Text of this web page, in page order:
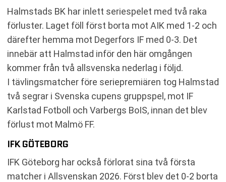
Halmstads BK har inlett seriespelet med två raka
förluster. Laget föll först borta mot AIK med 1-2 och
därefter hemma mot Degerfors IF med 0-3. Det
innebär att Halmstad inför den här omgången
kommer från två allsvenska nederlag i följd.
I tävlingsmatcher före seriepremiären tog Halmstad
två segrar i Svenska cupens gruppspel, mot IF
Karlstad Fotboll och Varbergs BoIS, innan det blev
förlust mot Malmö FF.
IFK GÖTEBORG
IFK Göteborg har också förlorat sina två första
matcher i Allsvenskan 2026. Först blev det 0-2 borta